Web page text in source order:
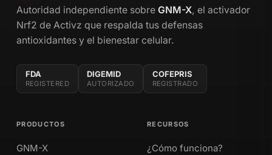
Autoridad independiente sobre GNM-X, el activador
Nrf2 de Activz que respalda tus defensas
antioxidantes y el bienestar celular.
FDA
REGISTERED
DIGEMID
AUTORIZADO
COFEPRIS
REGISTRADO
PRODUCTOS
GNM-X
RECURSOS
¿Cómo funciona?